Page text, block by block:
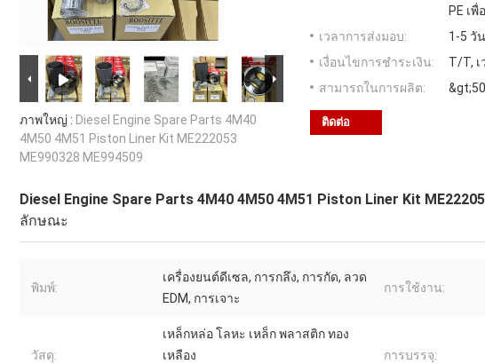
ภาพใหญ่ : Diesel Engine Spare Parts 4M40
4M50 4M51 Piston Liner Kit ME222053
ME990328 ME994509
PE เ
เวลาการส่งมอบ:
1-5 วัน
เงื่อนไขการชำระเงิน:
T/T, เ
สามารถในการผลิต:
ติดต่อ
Diesel Engine Spare Parts 4M40 4M50 4M51 Piston Liner Kit
ลักษณะ
พิมพ์:
เครื่องยนต์ดีเซล, การกลึง, การกัด, ลวด
EDM, การเจาะ
การใช้งาน:
วัสดุ:
เหล็กหล่อ โลหะ เหล็ก พลาสติก ทอง
เหลือง
การบรรจุ: